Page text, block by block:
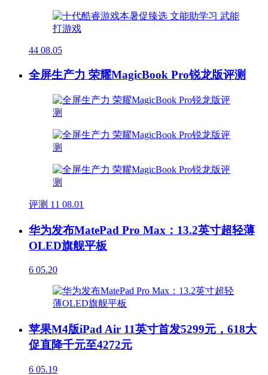
44 08.05
全屏生产力 荣耀MagicBook Pro锐龙版评测
评测 11 08.01
华为发布MatePad Pro Max：13.2英寸超轻薄
OLED旗舰平板
6 05.20
苹果M4版iPad Air 11英寸首发5299元，618大
促直降千元至4272元
6 05.19